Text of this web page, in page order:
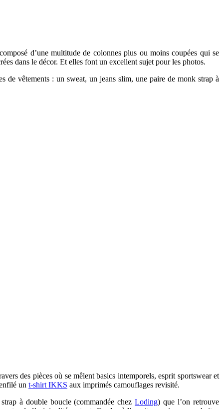
d’une multitude de colonnes plus ou moins coupées qui se
dans le décor. Et elles font un excellent sujet pour les photos.
de vêtements : un sweat, un jeans slim, une paire de monk strap à
des pièces où se mêlent basics intemporels, esprit sportswear et
un t-shirt IKKS aux imprimés camouflages revisité.
à double boucle (commandée chezLoding) que l’on retrouve